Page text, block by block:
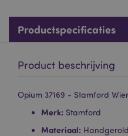
Productspecificaties
Product beschrijving
Opium 37169 - Stamford
Merk: Stamford
Materiaal: